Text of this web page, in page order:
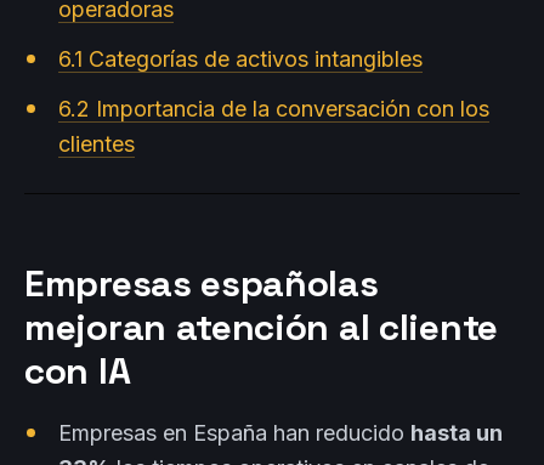
operadoras
6.1 Categorías de activos intangibles
6.2 Importancia de la conversación con los
clientes
Empresas españolas
mejoran atención al cliente
con IA
Empresas en España han reducido hasta un